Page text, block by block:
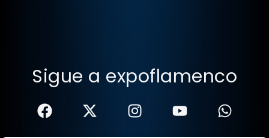
Sigue a expoflamenco